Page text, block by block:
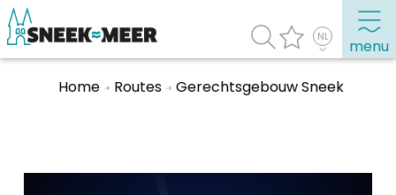
menu
Home Routes Gerechtsgebouw Sneek